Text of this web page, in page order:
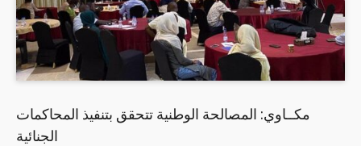
مكــاوي: المصالحة الوطنية تتحقق بتنفيذ المحاكمات
الجنائية